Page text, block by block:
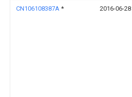
CN106108387A * 2016-06-28